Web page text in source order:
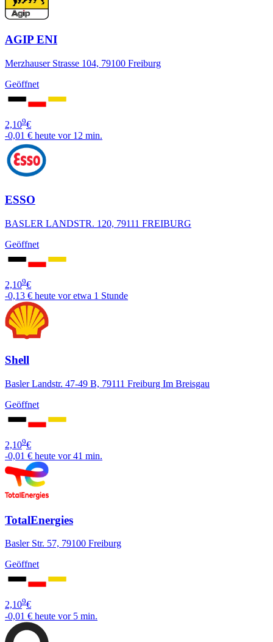
AGIP ENI
Merzhauser Strasse 104, 79100 Freiburg
Geöffnet
2,109€
-0,01 € heute vor 12 min.
ESSO
BASLER LANDSTR. 120, 79111 FREIBURG
Geöffnet
2,109€
-0,13 € heute vor etwa 1 Stunde
Shell
Basler Landstr. 47-49 B, 79111 Freiburg Im Breisgau
Geöffnet
2,109€
-0,01 € heute vor 41 min.
TotalEnergies
Basler Str. 57, 79100 Freiburg
Geöffnet
2,109€
-0,01 € heute vor 5 min.